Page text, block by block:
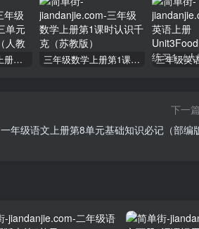
三年级数学上册上册第三单元《测量》练习题（人教版） 三年级数学上册第1课时认识千克（苏教版）
下一篇
一年级语文上册第8单元基础知识必记（部编